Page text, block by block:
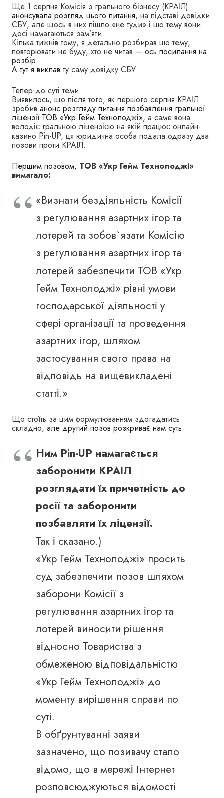
Ще 1 серпня Комісія з грального бізнесу (КРАІЛ)
анонсувала розгляд цього питання, на підставі довідки
СБУ, але щось в них пішло «не туди» і цю тему вони
досі намагаються зам’яти.
Кілька тижнів тому, я детально розбирав цю тему,
повторювати не буду, хто не читав — ось посилання на
розбір.
А тут я виклав ту саму довідку СБУ.
Тепер до суті теми.
Виявилось, що після того, як першого серпня КРАІЛ
зробив анонс розгляду питання позбавлення гральної
ліцензії ТОВ «Укр Гейм Технолоджі», а саме вона
володіє гральною ліцензією на якій працює онлайн-
казино Pin-UP, ця юридична особа подала одразу два
позови проти КРАІЛ.
Першим позовом, ТОВ «Укр Гейм Технолоджі»
вимагало:
«Визнати бездіяльність Комісії
з регулювання азартних ігор та
лотерей та зобов`язати Комісію
з регулювання азартних ігор та
лотерей забезпечити ТОВ «Укр
Гейм Технолоджі» рівні умови
господарської діяльності у
сфері організації та проведення
азартних ігор, шляхом
застосування свого права на
відповідь на вищевикладені
статті.»
Що стоїть за цим формулюванням здогадатись
складно, але другий позов розкриває нам суть.
Ним Pin-UP намагається
заборонити КРАІЛ
розглядати їх причетність до
росії та заборонити
позбавляти їх ліцензії.
Так і сказано.)
«Укр Гейм Технолоджі» просить
суд забезпечити позов шляхом
заборони Комісії з
регулювання азартних ігор та
лотерей виносити рішення
відносно Товариства з
обмеженою відповідальністю
«Укр Гейм Технолоджі» до
моменту вирішення справи по
суті.
В обґрунтуванні заяви
зазначено, що позивачу стало
відомо, що в мережі Інтернет
розповсюджуються відомості